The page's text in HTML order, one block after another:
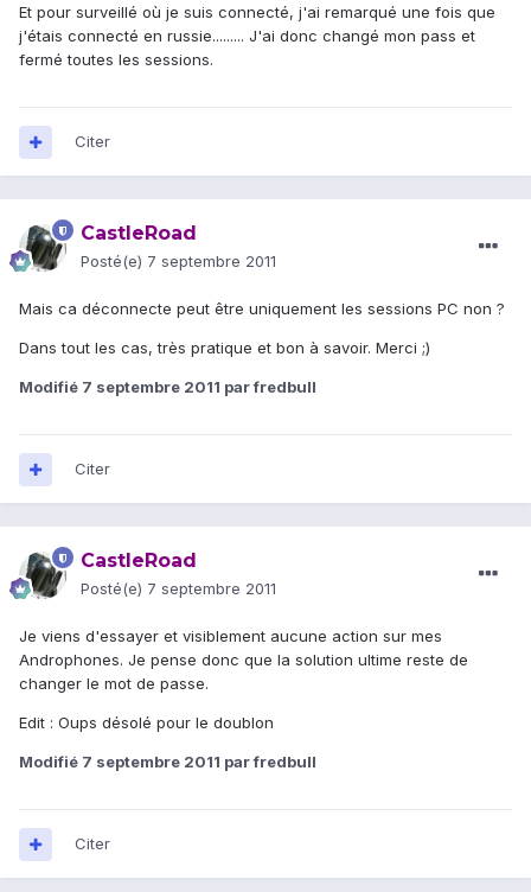
Et pour surveillé où je suis connecté, j'ai remarqué une fois que
j'étais connecté en russie......... J'ai donc changé mon pass et
fermé toutes les sessions.
Citer
CastleRoad
Posté(e) 7 septembre 2011
Mais ca déconnecte peut être uniquement les sessions PC non ?
Dans tout les cas, très pratique et bon à savoir. Merci ;)
Modifié 7 septembre 2011 par fredbull
Citer
CastleRoad
Posté(e) 7 septembre 2011
Je viens d'essayer et visiblement aucune action sur mes
Androphones. Je pense donc que la solution ultime reste de
changer le mot de passe.
Edit : Oups désolé pour le doublon
Modifié 7 septembre 2011 par fredbull
Citer